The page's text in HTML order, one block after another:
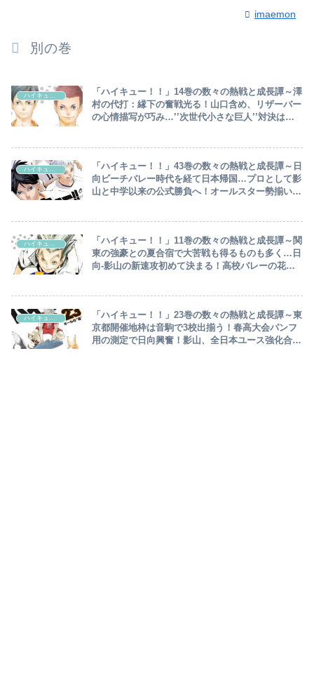
imaemon
別の巻
ハイキュー‼︎
「ハイキュー！！」14巻の数々の熱戦と成長譚～澤
村の代打：縁下の奮戦光る！山口含め、リザーバー
の心情描写が巧み…’’次世代小さな巨人’’対決は実
ハイキュー‼︎
「ハイキュー！！」43巻の数々の熱戦と成長譚～日
向ビーチバレー時代を経て日本帰国…プロとして影
山と中学以来の公式勝負へ！オールスター勢揃いの
ハイキュー‼︎
「ハイキュー！！」11巻の数々の熱戦と成長譚～関
東の強豪との夏合宿で大苦戦も得るものも多く…日
向‐影山の新速攻初めて決まる！高校バレーの花
ハイキュー‼︎
「ハイキュー！！」23巻の数々の熱戦と成長譚～東
京都開催地枠は音駒で3校出揃う！春高大会パンフ
用の測定で日向興奮！影山、全日本ユース強化合宿